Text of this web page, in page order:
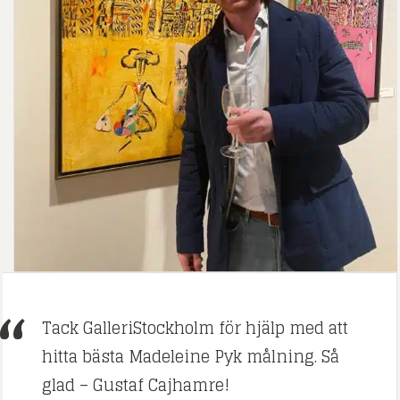
Tack GalleriStockholm för hjälp med att
hitta bästa Madeleine Pyk målning. Så
glad – Gustaf Cajhamre!